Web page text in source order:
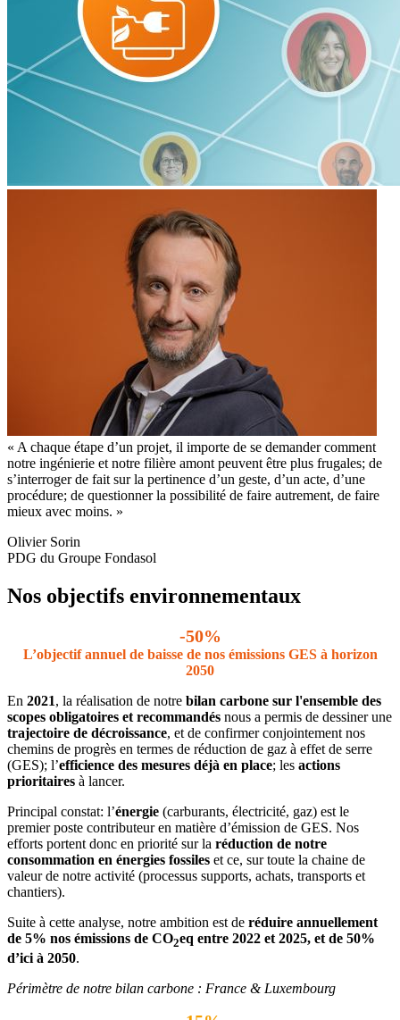
A chaque étape d’un projet, il importe de se demander comment
notre ingénierie et notre filière amont peuvent être plus frugales; de
s’interroger de fait sur la pertinence d’un geste, d’un acte, d’une
procédure; de questionner la possibilité de faire autrement, de faire
mieux avec moins.
Olivier Sorin
PDG du Groupe Fondasol
Nos objectifs environnementaux
-50%
L’objectif annuel de baisse de nos émissions GES à horizon
2050
En 2021, la réalisation de notre bilan carbone sur l'ensemble des
scopes obligatoires et recommandés nous a permis de dessiner une
trajectoire de décroissance, et de confirmer conjointement nos
chemins de progrès en termes de réduction de gaz à effet de serre
(GES); l’efficience des mesures déjà en place; les actions
prioritaires à lancer.
Principal constat: l’énergie (carburants, électricité, gaz) est le
premier poste contributeur en matière d’émission de GES. Nos
efforts portent donc en priorité sur la réduction de notre
consommation en énergies fossiles et ce, sur toute la chaine de
valeur de notre activité (processus supports, achats, transports et
chantiers).
Suite à cette analyse, notre ambition est de réduire annuellement
de 5% nos émissions de CO2eq entre 2022 et 2025, et de 50%
d’ici à 2050.
Périmètre de notre bilan carbone : France & Luxembourg